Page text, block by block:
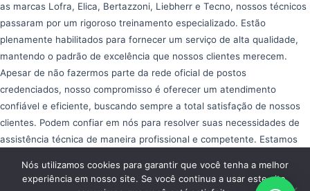
as marcas Lofra, Elica, Bertazzoni, Liebherr e Tecno, nossos técnicos
passaram por um rigoroso treinamento especializado. Estão
plenamente habilitados para fornecer um serviço de alta qualidade,
mantendo o padrão de excelência que nossos clientes merecem.
Apesar de não fazermos parte da rede oficial de postos
credenciados, nosso compromisso é oferecer um atendimento
confiável e eficiente, buscando sempre a total satisfação de nossos
clientes. Podem confiar em nós para resolver suas necessidades de
assistência técnica de maneira profissional e competente. Estamos
forma possível, proporcionando tranquilidade e eficiência em seu dia
Nós utilizamos cookies para garantir que você tenha a melhor
experiência em nosso site. Se você continua a usar este site,